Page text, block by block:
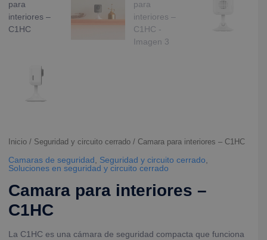
Inicio / Seguridad y circuito cerrado / Camara para interiores – C1HC
Camaras de seguridad Seguridad y circuito cerrado
Soluciones en seguridad y circuito cerrado
Camara para interiores –
C1HC
La C1HC es una cámara de seguridad compacta que funciona